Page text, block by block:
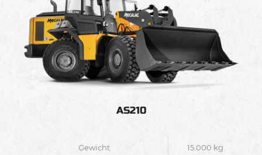
AS210
Gewicht 15.000 kg